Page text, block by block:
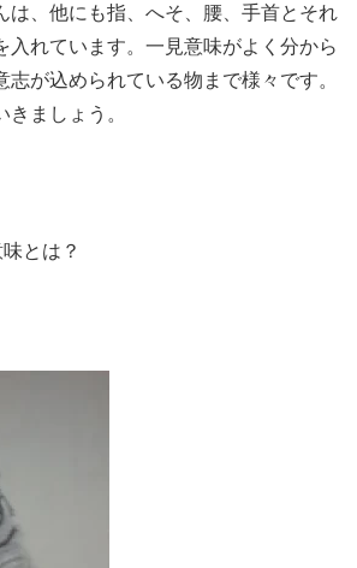
は、他にも指、へそ、腰、手首とそれ
入れています。一見意味がよく分から
志が込められている物まで様々です。
きましょう。
とは？